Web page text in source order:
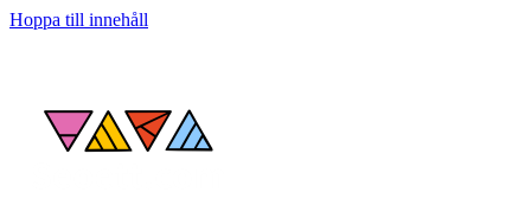
Hoppa till innehåll